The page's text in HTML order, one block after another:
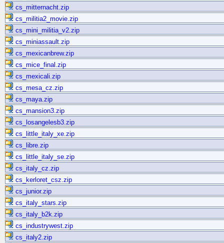
cs_mitternacht.zip
cs_militia2_movie.zip
cs_mini_militia_v2.zip
cs_miniassault.zip
cs_mexicanbrew.zip
cs_mice_final.zip
cs_mexicali.zip
cs_mesa_cz.zip
cs_maya.zip
cs_mansion3.zip
cs_losangelesb3.zip
cs_little_italy_xe.zip
cs_libre.zip
cs_little_italy_se.zip
cs_italy_cz.zip
cs_kerloret_csz.zip
cs_junior.zip
cs_italy_stars.zip
cs_italy_b2k.zip
cs_industrywest.zip
cs_italy2.zip